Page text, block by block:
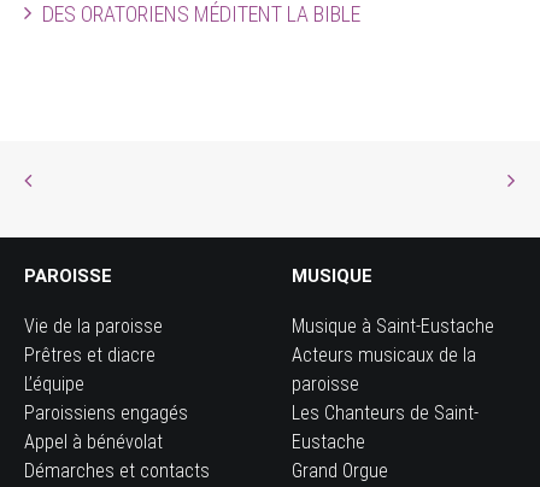
DES ORATORIENS MÉDITENT LA BIBLE
PAROISSE
Vie de la paroisse
Prêtres et diacre
L’équipe
Paroissiens engagés
Appel à bénévolat
Démarches et contacts
MUSIQUE
Musique à Saint-Eustache
Acteurs musicaux de la
paroisse
Les Chanteurs de Saint-
Eustache
Grand Orgue